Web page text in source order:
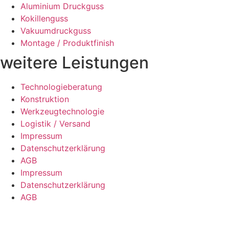
Alu­mi­ni­um Druck­guss
Kokil­len­guss
Vaku­um­druck­guss
Mon­ta­ge / Pro­dukt­fi­nish
wei­te­re Leis­tun­gen
Tech­no­lo­gie­be­ra­tung
Kon­struk­ti­on
Werk­zeug­tech­no­lo­gie
Logis­tik / Ver­sand
Impres­sum
Daten­schutz­er­klä­rung
AGB
Impres­sum
Daten­schutz­er­klä­rung
AGB